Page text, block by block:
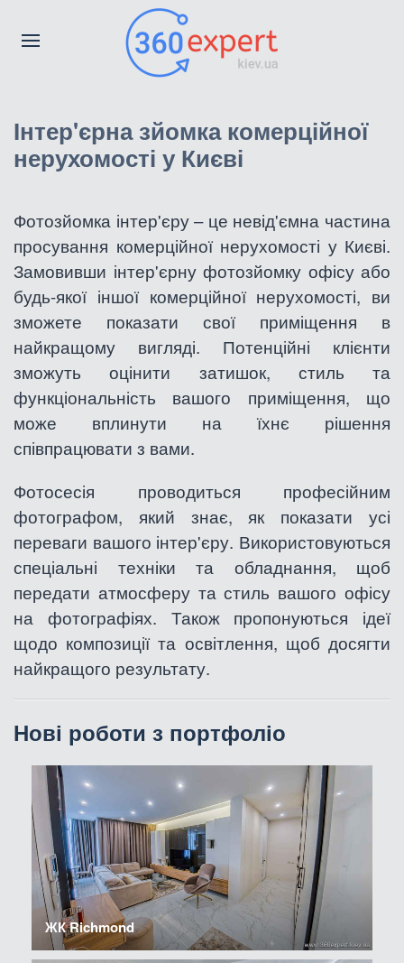
Інтер'єрна зйомка комерційної
нерухомості у Києві
Фотозйомка інтер'єру – це невід'ємна частина
просування комерційної нерухомості у Києві.
Замовивши інтер'єрну фотозйомку офісу або
будь-якої іншої комерційної нерухомості, ви
зможете показати свої приміщення в
найкращому вигляді. Потенційні клієнти
зможуть оцінити затишок, стиль та
функціональність вашого приміщення, що
може вплинути на їхнє рішення
співпрацювати з вами.
Фотосесія проводиться професійним
фотографом, який знає, як показати усі
переваги вашого інтер'єру. Використовуються
спеціальні техніки та обладнання, щоб
передати атмосферу та стиль вашого офісу
на фотографіях. Також пропонуються ідеї
щодо композиції та освітлення, щоб досягти
найкращого результату.
Нові роботи з портфоліо
ЖК Richmond